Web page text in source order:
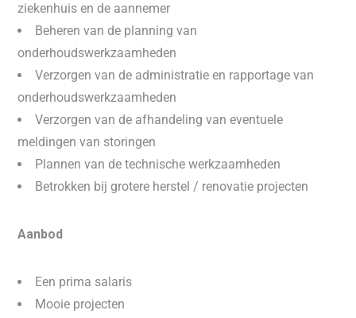
ziekenhuis en de aannemer
Beheren van de planning van
onderhoudswerkzaamheden
Verzorgen van de administratie en rapportage van
onderhoudswerkzaamheden
Verzorgen van de afhandeling van eventuele
meldingen van storingen
Plannen van de technische werkzaamheden
Betrokken bij grotere herstel / renovatie projecten
Aanbod
Een prima salaris
Mooie projecten